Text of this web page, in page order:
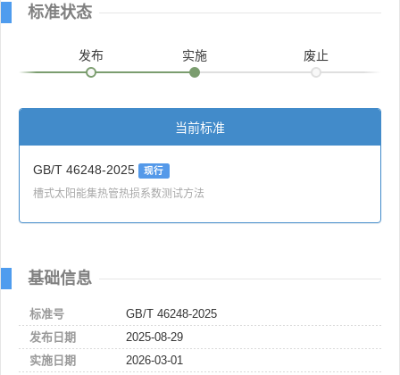
标准状态
发布 实施 废止
当前标准
GB/T 46248-2025 现行
槽式太阳能集热管热损系数测试方法
基础信息
标准号
GB/T 46248-2025
发布日期
2025-08-29
实施日期
2026-03-01